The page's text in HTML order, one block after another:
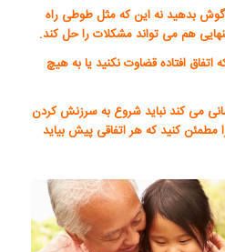
بدهید نه این که مثل طوطی راه
هم می تواند مشکلات را حل کند.
افتاده قضاوت نکنید یا به هیچ
می کند نباید شروع به سرزنش کردن
مطمئن کنید که هر اتفاقی پیش بیاید